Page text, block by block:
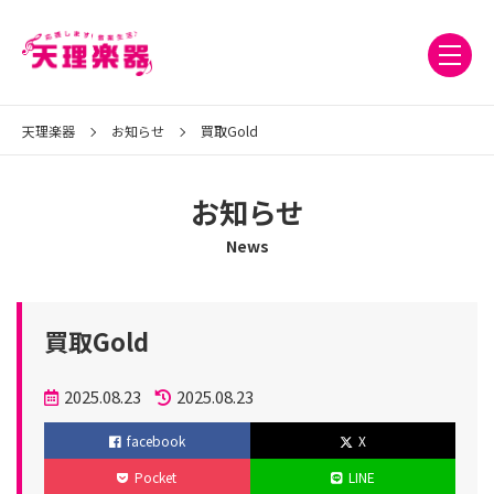
天理楽器 お知らせ 買取Gold
お知らせ
News
買取Gold
投
稿
日
2025.08.23
更
新
2025.08.23
facebook
X
Pocket
LINE